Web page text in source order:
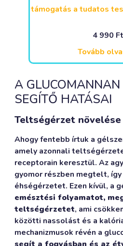
támogatás a tudatos
4 990 Ft
Tovább
A
SEGÍTŐ HATÁSAI
Teltségérzet növelése
Ahogy fentebb írtuk a
amely azonnali
receptorain keresztül. Az
gyomor részben megtelt,
éhségérzetet. Ezen kívül, a
emésztési folyamatot,
teltségérzetet, ami
közötti nassolást és a
mechanizmusok révén a